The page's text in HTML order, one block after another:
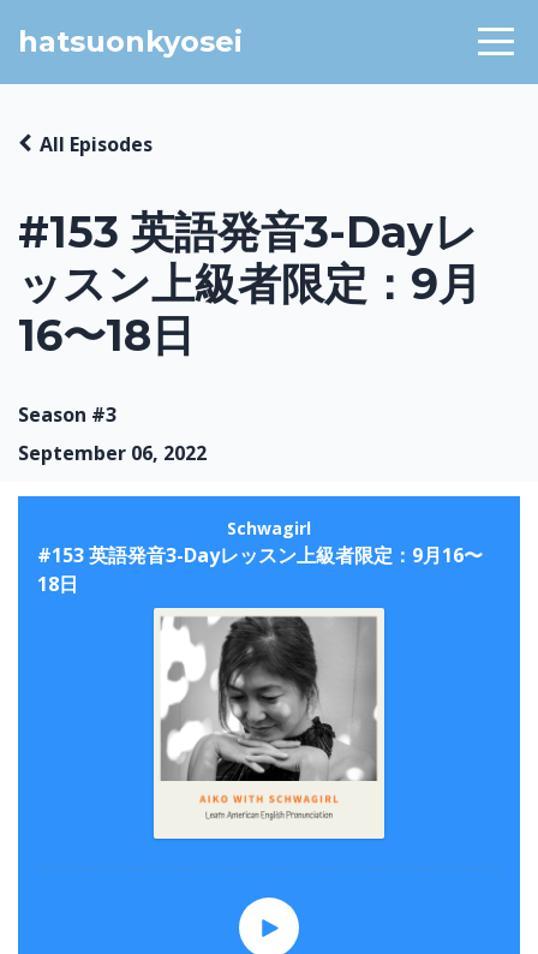
hatsuonkyosei
#153 英語発音3-Dayレ
ッスン上級者限定：9月
16〜18日
All Episodes
Season #3
September 06, 2022